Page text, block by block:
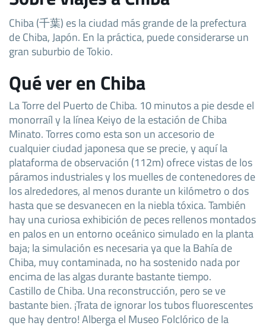
Chiba (千葉) es la ciudad más grande de la prefectura
de Chiba, Japón. En la práctica, puede considerarse un
gran suburbio de Tokio.
Qué ver en Chiba
La Torre del Puerto de Chiba. 10 minutos a pie desde el
monorraíl y la línea Keiyo de la estación de Chiba
Minato. Torres como esta son un accesorio de
cualquier ciudad japonesa que se precie, y aquí la
plataforma de observación (112m) ofrece vistas de los
páramos industriales y los muelles de contenedores de
los alrededores, al menos durante un kilómetro o dos
hasta que se desvanecen en la niebla tóxica. También
hay una curiosa exhibición de peces rellenos montados
en palos en un entorno oceánico simulado en la planta
baja; la simulación es necesaria ya que la Bahía de
Chiba, muy contaminada, no ha sostenido nada por
encima de las algas durante bastante tiempo.
Castillo de Chiba. Una reconstrucción, pero se ve
bastante bien. ¡Trata de ignorar los tubos fluorescentes
que hay dentro! Alberga el Museo Folclórico de la